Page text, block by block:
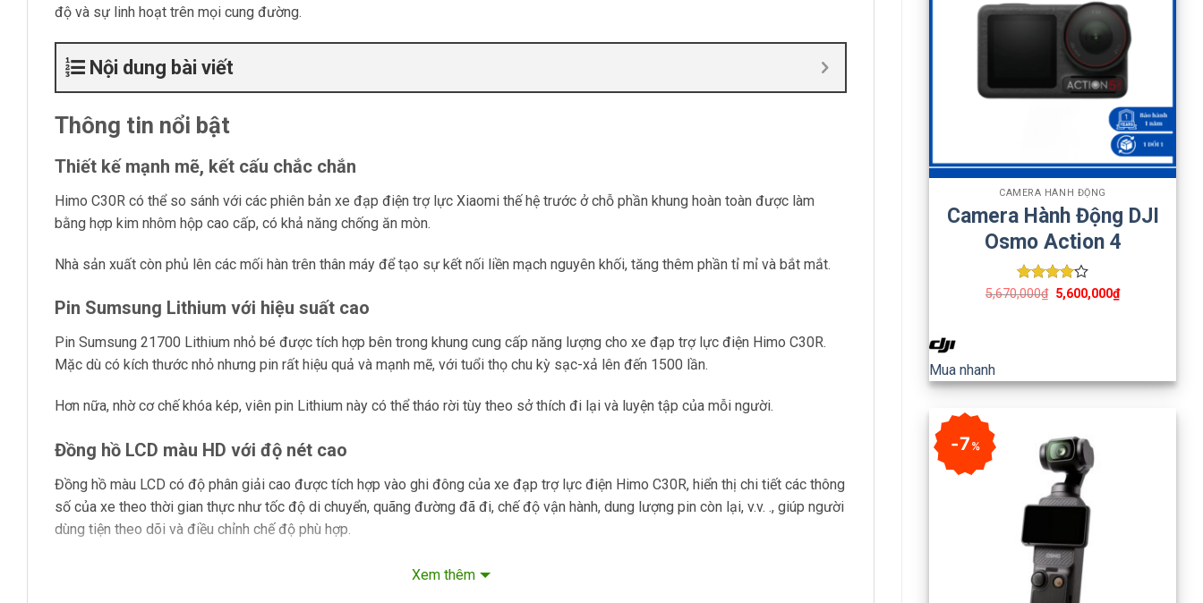
+
CAMERA HÀNH ĐỘNG
Camera Hành Động DJI
Osmo Action 4
Được
5,670,000₫ 5,600,000₫
Mua nhanh
7%
độ và sự linh hoạt trên mọi cung đường.
Nội dung bài viết
Thông tin nổi bật
Thiết kế mạnh mẽ, kết cấu chắc chắn
Himo C30R có thể so sánh với các phiên bản xe đạp điện trợ lực Xiaomi thế hệ trước ở chỗ phần khung hoàn toàn được làm
bằng hợp kim nhôm hộp cao cấp, có khả năng chống ăn mòn.
Nhà sản xuất còn phủ lên các mối hàn trên thân máy để tạo sự kết nối liền mạch nguyên khối, tăng thêm phần tỉ mỉ và bắt mắt.
Pin Sumsung Lithium với hiệu suất cao
Pin Sumsung 21700 Lithium nhỏ bé được tích hợp bên trong khung cung cấp năng lượng cho xe đạp trợ lực điện Himo C30R.
Mặc dù có kích thước nhỏ nhưng pin rất hiệu quả và mạnh mẽ, với tuổi thọ chu kỳ sạc-xả lên đến 1500 lần.
Hơn nữa, nhờ cơ chế khóa kép, viên pin Lithium này có thể tháo rời tùy theo sở thích đi lại và luyện tập của mỗi người.
Đồng hồ LCD màu HD với độ nét cao
Đồng hồ màu LCD có độ phân giải cao được tích hợp vào ghi đông của xe đạp trợ lực điện Himo C30R, hiển thị chi tiết các thông
số của xe theo thời gian thực như tốc độ di chuyển, quãng đường đã đi, chế độ vận hành, dung lượng pin còn lại, v.v. ., giúp người
dùng tiện theo dõi và điều chỉnh chế độ phù hợp.
Mặt khác, chiếc đồng hồ này còn có khả năng chống thấm nước IPX7, giúp bạn an toàn khi đi mưa hoặc tiếp xúc với nước.
Xem thêm